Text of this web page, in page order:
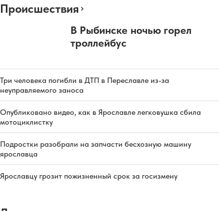
Происшествия
В Рыбинске ночью горел
троллейбус
Три человека погибли в ДТП в Переславле из-за
неуправляемого заноса
Опубликовано видео, как в Ярославле легковушка сбила
мотоциклистку
Подростки разобрали на запчасти бесхозную машину
ярославца
Ярославцу грозит пожизненный срок за госизмену